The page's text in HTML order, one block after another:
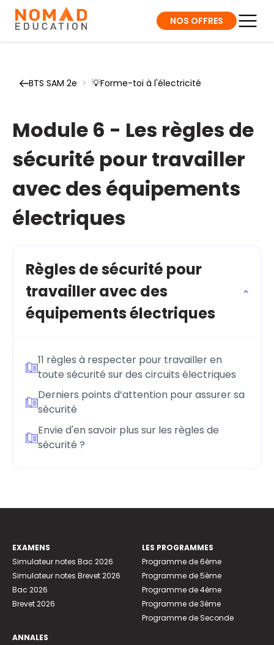
NOS OFFRES
BTS SAM 2e > 💡Forme-toi à l'électricité
Module 6 - Les règles de
sécurité pour travailler
avec des équipements
électriques
Règles de sécurité pour
travailler avec des
équipements électriques
11 règles à respecter pour travailler en
toute sécurité sur des circuits électriques
Derniers points d’attention pour assurer sa
sécurité
Envie d'en savoir plus sur les règles de
sécurité ?
EXAMENS
Simulateur notes Bac 2026
Simulateur notes Brevet 2026
Bac 2026
Brevet 2026
ANNALES
LES PROGRAMMES
Programme de 6ème
Programme de 5ème
Programme de 4ème
Programme de 3ème
Programme de Seconde